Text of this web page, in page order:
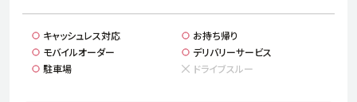
日本語 English 简体中文
キャッシュレス対応
お持ち帰り
モバイルオーダー
デリバリーサービス
駐車場
ドライブスルー